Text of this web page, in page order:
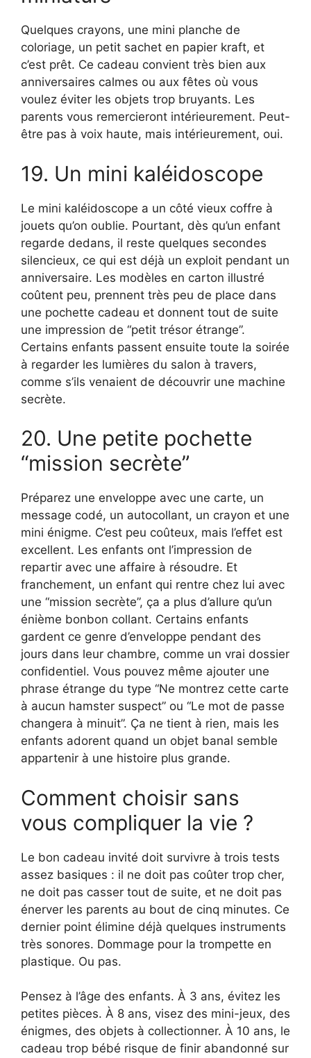
Quelques crayons, une mini planche de
coloriage, un petit sachet en papier kraft, et
c’est prêt. Ce cadeau convient très bien aux
anniversaires calmes ou aux fêtes où vous
voulez éviter les objets trop bruyants. Les
parents vous remercieront intérieurement. Peut-
être pas à voix haute, mais intérieurement, oui.
19. Un mini kaléidoscope
Le mini kaléidoscope a un côté vieux coffre à
jouets qu’on oublie. Pourtant, dès qu’un enfant
regarde dedans, il reste quelques secondes
silencieux, ce qui est déjà un exploit pendant un
anniversaire. Les modèles en carton illustré
coûtent peu, prennent très peu de place dans
une pochette cadeau et donnent tout de suite
une impression de “petit trésor étrange”.
Certains enfants passent ensuite toute la soirée
à regarder les lumières du salon à travers,
comme s’ils venaient de découvrir une machine
secrète.
20. Une petite pochette
“mission secrète”
Préparez une enveloppe avec une carte, un
message codé, un autocollant, un crayon et une
mini énigme. C’est peu coûteux, mais l’effet est
excellent. Les enfants ont l’impression de
repartir avec une affaire à résoudre. Et
franchement, un enfant qui rentre chez lui avec
une “mission secrète”, ça a plus d’allure qu’un
énième bonbon collant. Certains enfants
gardent ce genre d’enveloppe pendant des
jours dans leur chambre, comme un vrai dossier
confidentiel. Vous pouvez même ajouter une
phrase étrange du type “Ne montrez cette carte
à aucun hamster suspect” ou “Le mot de passe
changera à minuit”. Ça ne tient à rien, mais les
enfants adorent quand un objet banal semble
appartenir à une histoire plus grande.
Comment choisir sans
vous compliquer la vie ?
Le bon cadeau invité doit survivre à trois tests
assez basiques : il ne doit pas coûter trop cher,
ne doit pas casser tout de suite, et ne doit pas
énerver les parents au bout de cinq minutes. Ce
dernier point élimine déjà quelques instruments
très sonores. Dommage pour la trompette en
plastique. Ou pas.
Pensez à l’âge des enfants. À 3 ans, évitez les
petites pièces. À 8 ans, visez des mini-jeux, des
énigmes, des objets à collectionner. À 10 ans, le
cadeau trop bébé risque de finir abandonné sur